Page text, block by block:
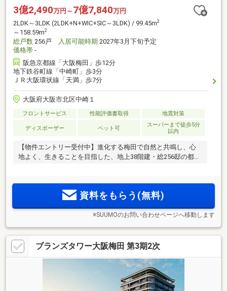
3億2,490万円～ 7億7,840万円
2LDK～3LDK (2LDK+N+WIC+SIC～3LDK) / 99.45m2
～158.59m2
総戸数 256戸 入居可能時期 2027年3月下旬予定
価格帯 -
阪急京都線「大阪梅田」歩12分
地下鉄谷町線「中崎町」歩3分
ＪＲ大阪環状線「天満」歩7分
大阪府大阪市北区中崎１
フロントサービス 性能評価書取得 地震対策
ディスポーザー ペット可
スーパーまで徒歩5分
以内
【物件エントリー受付中】進化する梅田で自然と共鳴し、心
地よく、生きることを目指した、地上38階建・総256邸の都心
資料をもらう(無料)
※SUUMOのお問い合わせページへ移動します
ブランズタワー大阪梅田 第3期2次